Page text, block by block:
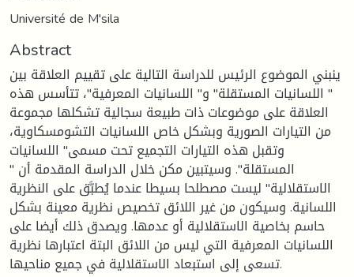
Université de M'sila
Abstract
ينبني الموضوع الرئيس للدراسة التالية على تقييم العلاقة بين
" اللسانيات المستقلة" و" اللسانيات المعرفية"، تتأسس هذه
العلاقة على موضوعات ذات طبيعة سجالية تشكلها مجموعة
من التيارات الصورية وبشكل خاص اللسانيات التشومسكاوية،
وتقبل هذه التيارات التجميع تحت مسمى" اللسانيات
المستقلة". وسيتبين مكن خلال الدراسة المقدمة أن "
الاستقلالية" ليست مصطلحا بسيطا عندما يُطبَّق على النظرية
اللسانية. وسيكون من غير اللائق تخصيص نظرية معينة بشكل
حاسم بخاصية الاستقلالية أو عدمها. ويصدق ذلك أيضا على
اللسانيات المعرفية التي ليس من اللائق البتة اعتبارها نظرية
تسعى إلى استبعاد الاستقلالية في جميع مناحيها.